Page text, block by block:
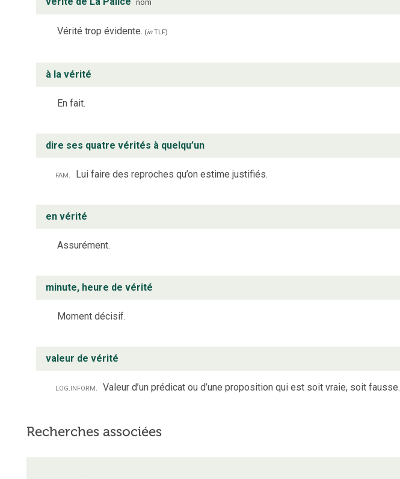
nom
Vérité trop évidente. (inTLF)
à la vérité
En fait.
dire ses quatre vérités à quelqu’un
fam. Lui faire des reproches qu’on estime justifiés.
en vérité
Assurément.
minute, heure de vérité
Moment décisif.
valeur de vérité
log.inform. Valeur d’un prédicat ou d’une proposition qui est soit vraie, soit fausse.
Recherches associées